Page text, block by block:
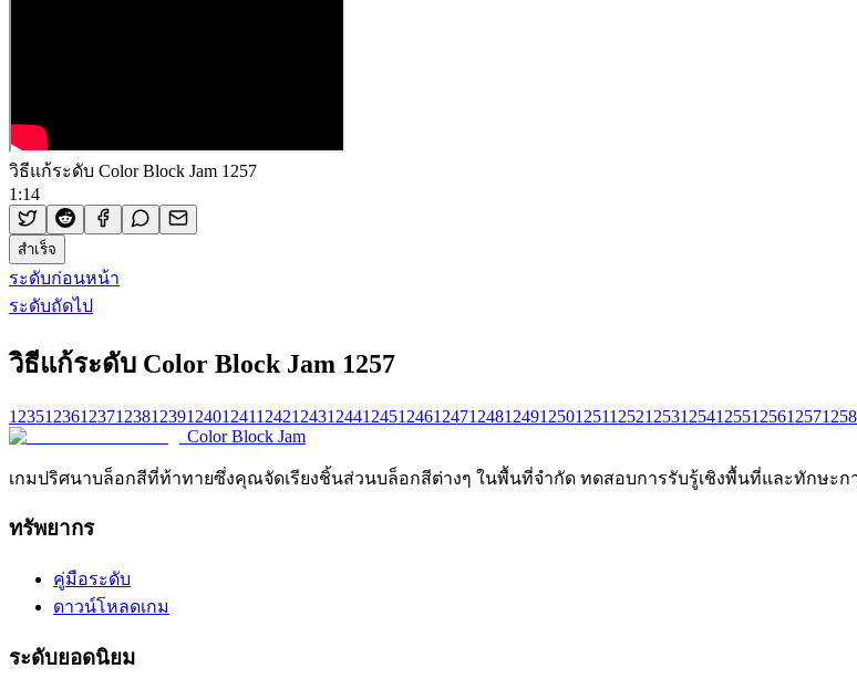
วิธีแก้ระดับ Color Block Jam 1257
1:14
สำเร็จ
ระดับก่อนหน้า
ระดับถัดไป
วิธีแก้ระดับ Color Block Jam 1257
123512361237123812391240124112421243124412451246124712481249125012511252125312541255125612571258
Color Block Jam
เกมปริศนาบล็อกสีที่ท้าทายซึ่งคุณจัดเรียงชิ้นส่วนบล็อกสีต่างๆ ในพื้นที่จำกัด ทดสอบการรับรู้เชิงพื้นที่และทักษะก
ทรัพยากร
คู่มือระดับ
ดาวน์โหลดเกม
ระดับยอดนิยม